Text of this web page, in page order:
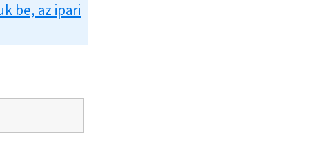
be, az ipari